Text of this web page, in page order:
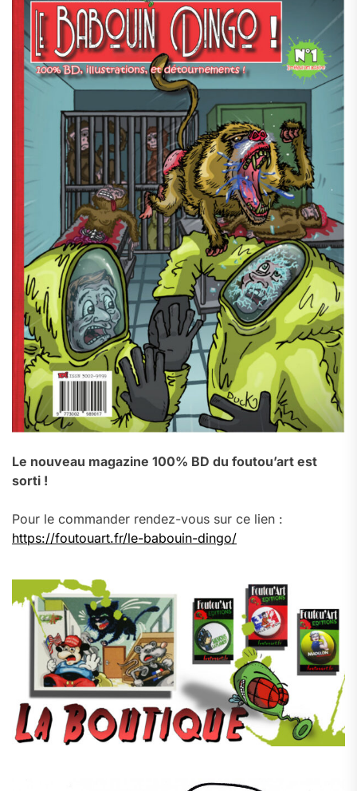
Le nouveau magazine 100% BD du foutou’art est
sorti !
Pour le commander rendez-vous sur ce lien :
https://foutouart.fr/le-babouin-dingo/